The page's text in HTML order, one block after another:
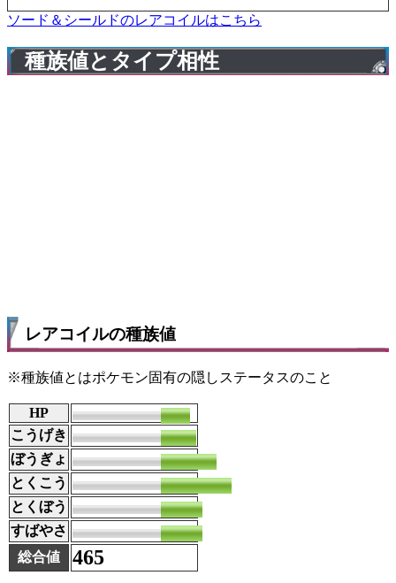
ソード＆シールドのレアコイルはこちら
種族値とタイプ相性
レアコイルの種族値
※種族値とはポケモン固有の隠しステータスのこと
HP
50
こうげき
60
ぼうぎょ
95
とくこう
120
とくぼう
70
すばやさ
70
総合値
465